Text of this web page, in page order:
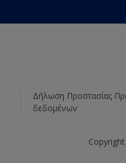
Δήλωση Προστασίας
δεδομένων